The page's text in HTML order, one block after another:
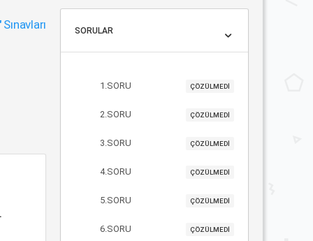
Sınavları SORULAR
1.SORU ÇÖZÜLMEDİ
2.SORU ÇÖZÜLMEDİ
3.SORU ÇÖZÜLMEDİ
4.SORU ÇÖZÜLMEDİ
5.SORU ÇÖZÜLMEDİ
6.SORU ÇÖZÜLMEDİ